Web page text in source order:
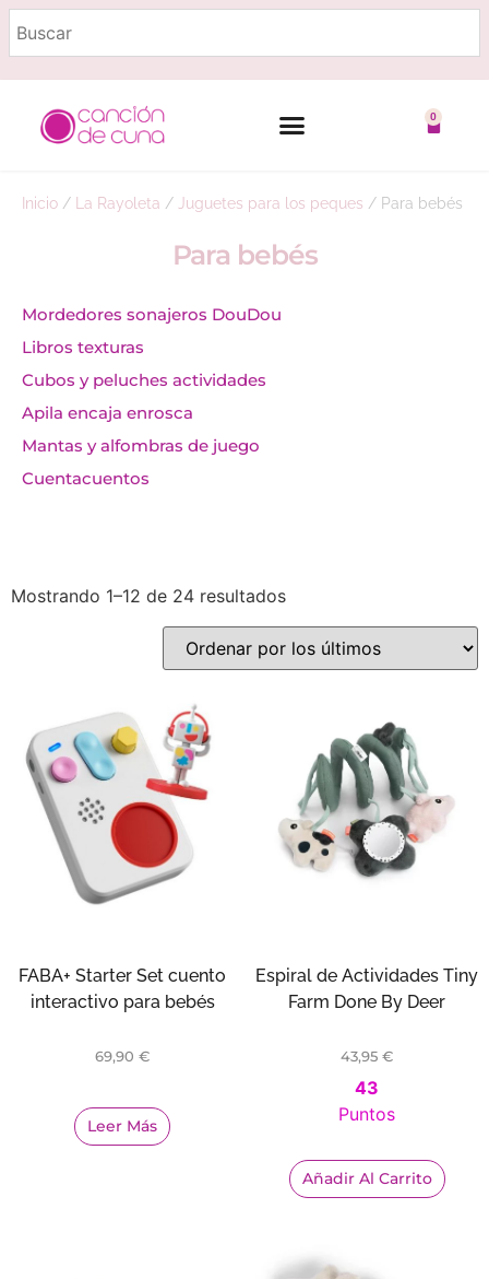
0
Inicio / La Rayoleta / Juguetes para los peques / Para bebés
Para bebés
Mordedores sonajeros DouDou
Libros texturas
Cubos y peluches actividades
Apila encaja enrosca
Mantas y alfombras de juego
Cuentacuentos
Mostrando 1–12 de 24 resultados
FABA+ Starter Set cuento
interactivo para bebés
69,90 €
Leer Más
Espiral de Actividades Tiny
Farm Done By Deer
43,95 €
43
Puntos
Añadir Al Carrito